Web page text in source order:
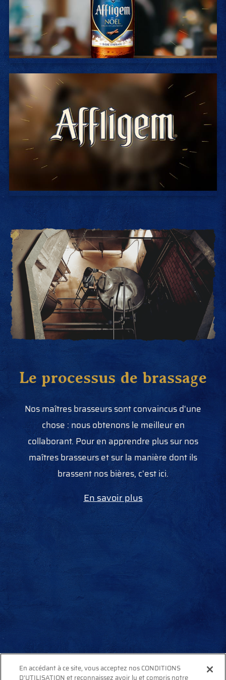
Le processus de brassage
Nos maîtres brasseurs sont convaincus d'une
chose : nous obtenons le meilleur en
collaborant. Pour en apprendre plus sur nos
maîtres brasseurs et sur la manière dont ils
brassent nos bières, c'est ici.
En savoir plus
En accédant à ce site, vous acceptez nos CONDITIONS
D’UTILISATION et reconnaissez avoir lu et compris notre